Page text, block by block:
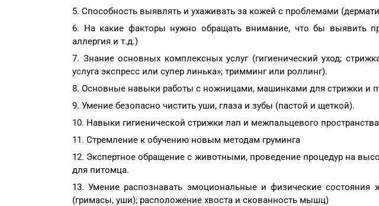
Способность выявлять и ухаживать за кожей с проблемами
На какие факторы нужно обращать внимание, что бы выявить
аллергия и т.д.)
Знание основных комплексных услуг (гигиенический уход;
услуга экспресс или супер линька»; тримминг или роллинг).
Основные навыки работы с ножницами, машинками для стрижки и
Умение безопасно чистить уши, глаза и зубы (пастой и щеткой).
Навыки гигиенической стрижки лап и межпальцевого пространства
Стремление к обучению новым методам груминга
Экспертное обращение с животными, проведение процедур на
для питомца.
Умение распознавать эмоциональные и физические
(гримасы, уши); расположение хвоста и скованность мышц)